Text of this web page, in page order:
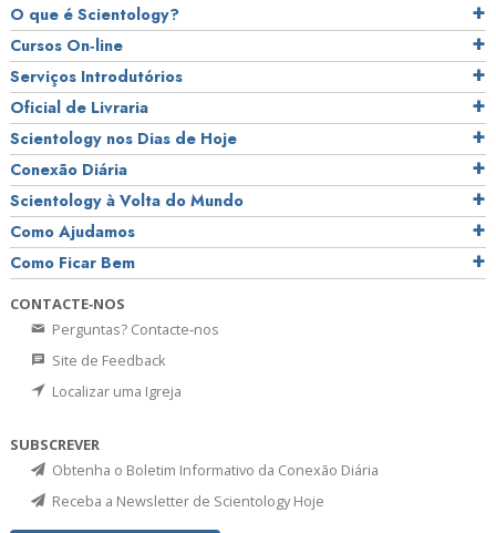
O que é Scientology?
Cursos On‑line
Serviços Introdutórios
Oficial de Livraria
Scientology nos Dias de Hoje
Conexão Diária
Scientology à Volta do Mundo
Como Ajudamos
Como Ficar Bem
CONTACTE‑NOS
Perguntas? Contacte‑nos
Site de Feedback
Localizar uma Igreja
SUBSCREVER
Obtenha o Boletim Informativo da Conexão Diária
Receba a Newsletter de Scientology Hoje